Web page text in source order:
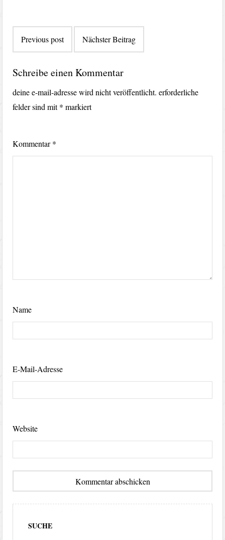
Previous post Nächster Beitrag
Schreibe einen Kommentar
deine e-mail-adresse wird nicht veröffentlicht. erforderliche
felder sind mit* markiert
Kommentar*
Name
E-Mail-Adresse
Website
SUCHE